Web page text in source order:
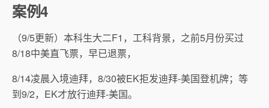
案例4
（9/5更新）本科生大二F1，工科背景，之前5月份买过
8/18中美直飞票，早已退票，
8/14凌晨入境迪拜，8/30被EK拒发迪拜-美国登机牌；等
到9/2，EK才放行迪拜-美国。